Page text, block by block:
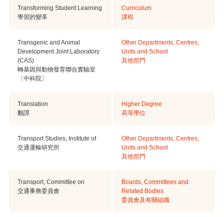
Transforming Student Learning
學習的變革
Curriculum
課程
Transgenic and Animal
Development Joint Laboratory
(CAS)
轉基因與動物發育聯合實驗室
〔中科院〕
Other Departments, Centres,
Units and School
其他部門
Translation
翻譯
Higher Degree
高等學位
Transport Studies, Institute of
交通運輸研究所
Other Departments, Centres,
Units and School
其他部門
Transport, Committee on
交通事務委員會
Boards, Committees and
Related Bodies
委員會及有關組織